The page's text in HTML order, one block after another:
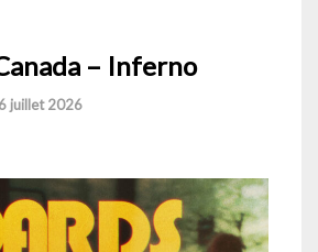
– Inferno
6 juillet 2026